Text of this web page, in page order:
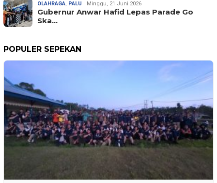
OLAHRAGA, PALU Minggu, 21 Juni 2026
Gubernur Anwar Hafid Lepas Parade Go
Ska…
POPULER SEPEKAN